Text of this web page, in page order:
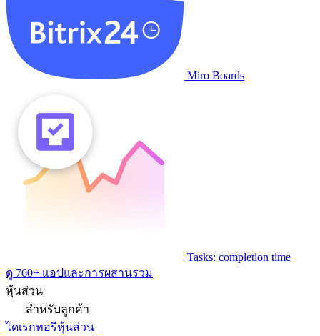
Miro Boards
Tasks: completion time
ดู 760+ แอปและการผสานรวม
หุ้นส่วน
สำหรับลูกค้า
ไดเรกทอรีหุ้นส่วน